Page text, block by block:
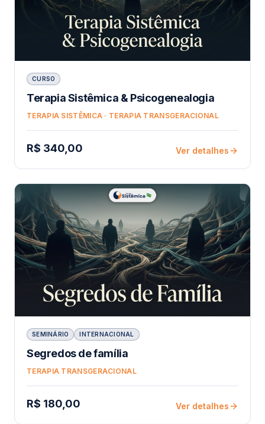
CURSO
Terapia Sistêmica & Psicogenealogia
TERAPIA SISTÊMICA · TERAPIA TRANSGERACIONAL
R$ 340,00 Ver detalhes
SEMINÁRIO INTERNACIONAL
Segredos de família
TERAPIA TRANSGERACIONAL
R$ 180,00 Ver detalhes